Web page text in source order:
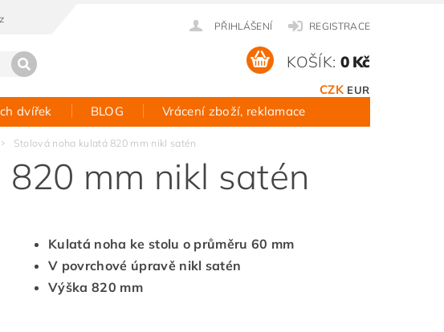
PŘIHLÁŠENÍ REGISTRACE
CZK EUR
KOŠÍK: 0 Kč
dvířek BLOG Vrácení zboží, reklamace
Stolová noha kulatá 820 mm nikl satén
mm nikl satén
Kulatá noha ke stolu o průměru 60 mm
V povrchové úpravě nikl satén
Výška 820 mm